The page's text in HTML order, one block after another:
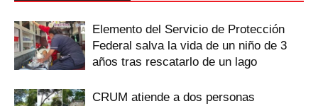
Elemento del Servicio de Protección
Federal salva la vida de un niño de 3
años tras rescatarlo de un lago
CRUM atiende a dos personas